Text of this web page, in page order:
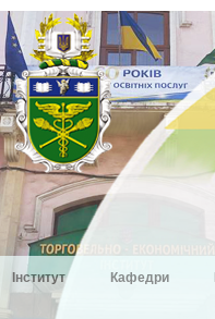
Інститут Кафедри